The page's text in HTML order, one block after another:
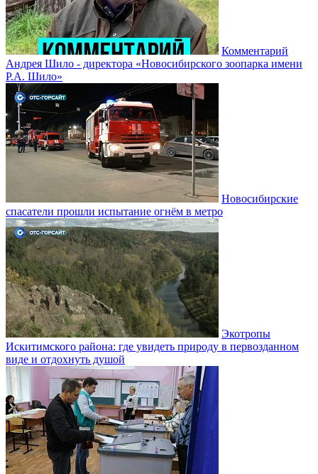
Комментарий
Андрея Шило - директора «Новосибирского зоопарка имени
Р.А. Шило»
Новосибирские
спасатели прошли испытание огнём в метро
Экотропы
Искитимского района: где увидеть природу в первозданном
виде и отдохнуть душой